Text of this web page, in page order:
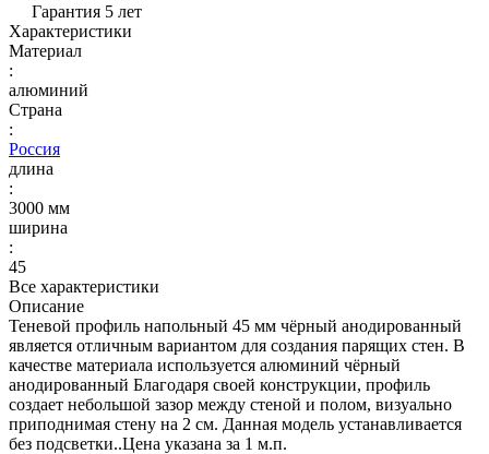
Гарантия 5 лет
Характеристики
Материал
:
алюминий
Страна
:
Россия
длина
:
3000 мм
ширина
:
45
Все характеристики
Описание
Теневой профиль напольный 45 мм чёрный анодированный
является отличным вариантом для создания парящих стен. В
качестве материала используется алюминий чёрный
анодированный Благодаря своей конструкции, профиль
создает небольшой зазор между стеной и полом, визуально
приподнимая стену на 2 см. Данная модель устанавливается
без подсветки..Цена указана за 1 м.п.